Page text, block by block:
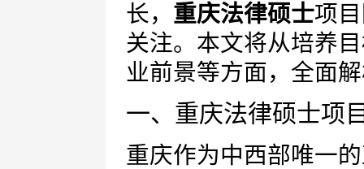
长， 重庆法律硕士项
关注。本文将从培养
业前景等方面，全面
一、重庆法律硕士项
重庆作为中西部唯一